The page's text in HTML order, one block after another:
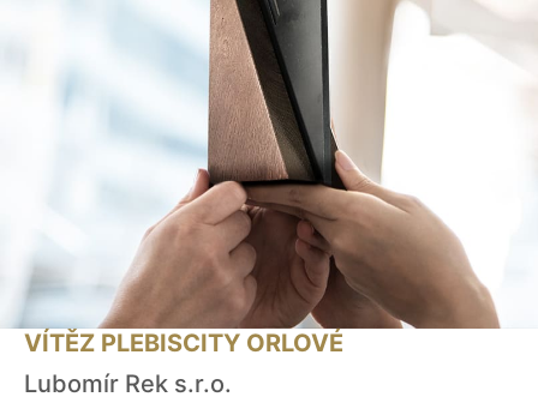
VÍTĚZ PLEBISCITY ORLOVÉ
Lubomír Rek s.r.o.